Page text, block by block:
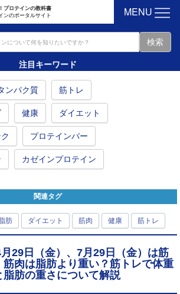
プロテインの教科書
ンのポータルサイト
MENU
注目キーワード
ンパク質 筋トレ
健康 ダイエット
プロテインバー
カゼインプロテイン
関連タグ
肪 ダイエット 筋肉 健康 筋トレ
月29日（金）、7月29日（金）は筋
筋肉は脂肪より重い？筋トレで体重
肪の重さについて解説